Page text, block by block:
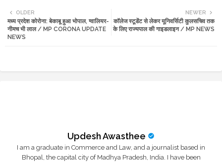
tte ats
NEWER
कॉलेज स्टूडेंट से लेकर यूनिवर्सिटी कुलसचिव तक
के लिए राज्यपाल की गाइडलाइन / MP NEWS
OLDER
मध्य प्रदेश कोरोना: बेकाबू हुआ भोपाल, ग्वालियर-
नीमच भी लाल / MP CORONA UPDATE
NEWS
Updesh Awasthee
I am a graduate in Commerce and Law, and a journalist based in
Bhopal, the capital city of Madhya Pradesh, India. I have been